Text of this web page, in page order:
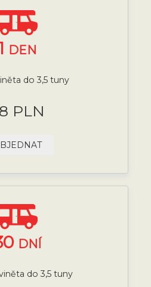
DEN
do 3,5 tuny
PLN
DNÍ
do 3,5 tuny